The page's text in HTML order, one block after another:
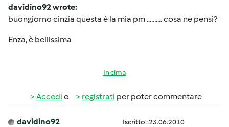
davidino92 wrote:
buongiorno cinzia questa è la mia pm .......... cosa ne pensi?
Enza, è bellissima
In cima
Accedi o registrati per poter commentare
davidino92 Iscritto : 23.06.2010